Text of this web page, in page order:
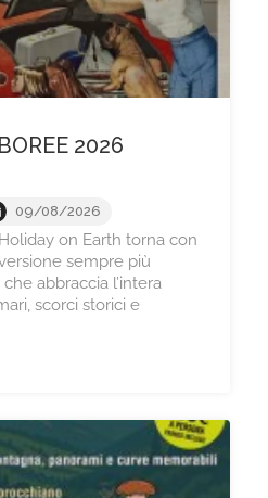
2026
09/08/2026
on Earth torna con
sempre più
abbraccia l’intera
scorci storici e